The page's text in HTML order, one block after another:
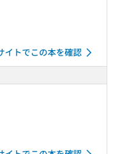
イトでこの本を確認